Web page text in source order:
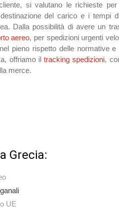
si valutano le richieste
destinazione del carico e i tempi
Dalla possibilità di avere un
aereo, per spedizioni urgenti
pieno rispetto delle normative
offriamo il tracking spedizioni,
merce.
Grecia:
UE